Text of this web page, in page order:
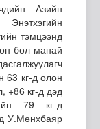
Азийн
тэмцээнд
бол манай
63 кг-д олон
+86 кг-д дэд
79 кг-д
У.Мөнхбаяр